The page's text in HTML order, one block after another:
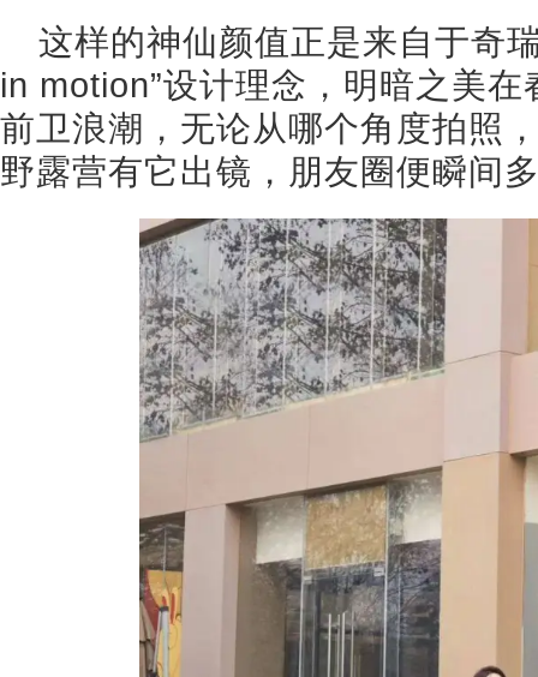
这样的神仙颜值正是来自于奇
in motion”设计理念，明暗之美
前卫浪潮，无论从哪个角度拍照
野露营有它出镜，朋友圈便瞬间